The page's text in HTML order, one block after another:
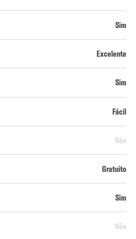
Sim
Excelente
Sim
Fácil
Não
Gratuito
Sim
Não